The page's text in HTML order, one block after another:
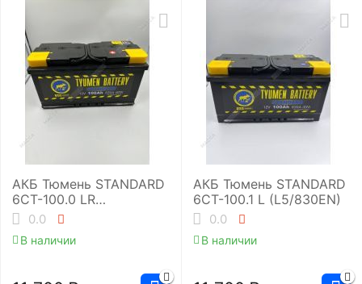
АКБ Тюмень STANDARD
6СТ-100.0 LR
(L5/830EN)
0.0
В наличии
АКБ Тюмень STANDARD
6СТ-100.1 L (L5/830EN)
0.0
В наличии